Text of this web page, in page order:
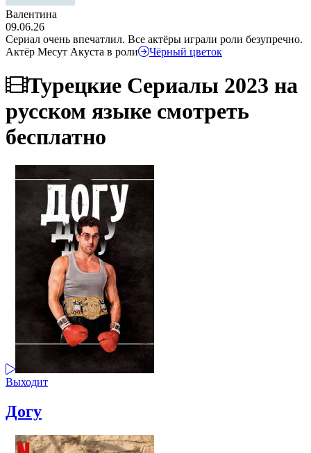
Валентина
09.06.26
Сериал очень впечатлил. Все актёры играли роли безупречно.
Актёр Месут Акуста в роли
Чёрный цветок
Турецкие Сериалы 2023 на
русском языке смотреть
бесплатно
Выходит
Догу